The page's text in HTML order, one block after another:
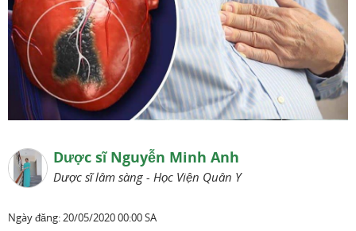
Dược sĩ Nguyễn Minh Anh
Dược sĩ lâm sàng - Học Viện Quân Y
Ngày đăng: 20/05/2020 00:00 SA